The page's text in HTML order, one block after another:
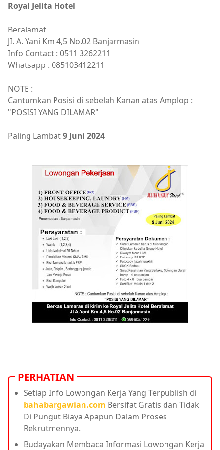
Royal Jelita Hotel
Beralamat
JI. A. Yani Km 4,5 No.02 Banjarmasin
Info Contact : 0511 3262211
Whatsapp : 085103412211
NOTE :
Cantumkan Posisi di sebelah Kanan atas Amplop :
"POSISI YANG DILAMAR"
Paling Lambat9 Juni 2024
PERHATIAN
Setiap Info Lowongan Kerja Yang Terpublish di
bahabargawian.com Bersifat Gratis dan Tidak
Di Pungut Biaya Apapun Dalam Proses
Rekrutmennya.
Budayakan Membaca Informasi Lowongan Kerja